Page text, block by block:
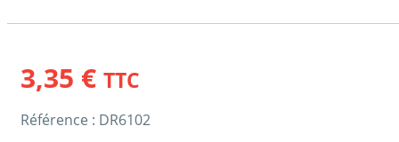
3,35 € TTC
Référence : DR6102